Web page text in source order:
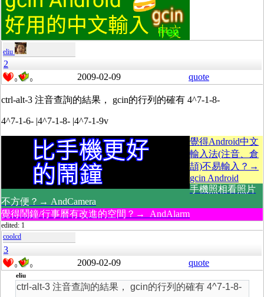
eliu
2
0 0 2009-02-09 quote
ctrl-alt-3 注音查詢的結果， gcin的行列的確有 4^7-1-8-
4^7-1-6- |4^7-1-8- |4^7-1-9v
覺得Android中文
輸入法(注音、倉
頡)不易輸入？→
gcin Android
手機照相看照片
不方便？→ AndCamera
覺得鬧鐘/行事曆有改進的空間？→ AndAlarm
edited: 1
coolcd
3
0 0 2009-02-09 quote
eliu
ctrl-alt-3 注音查詢的結果， gcin的行列的確有 4^7-1-8-